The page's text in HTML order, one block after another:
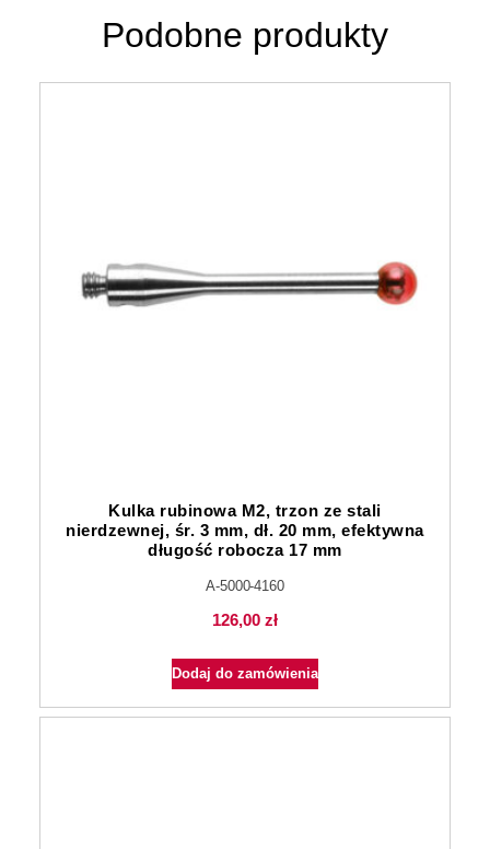
Podobne produkty
Kulka rubinowa M2, trzon ze stali
nierdzewnej, śr. 3 mm, dł. 20 mm, efektywna
długość robocza 17 mm
A-5000-4160
126,00 zł
Dodaj do zamówienia